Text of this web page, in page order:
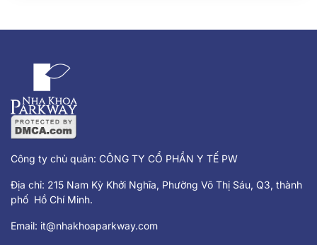
hàm có đau hay không, Nha Khoa
Công ty chủ quản: CÔNG TY CỔ PHẦN Y TẾ PW
Địa chỉ: 215 Nam Kỳ Khởi Nghĩa, Phường Võ Thị Sáu, Q3, thành
phố Hồ Chí Minh.
Email: it@nhakhoaparkway.com